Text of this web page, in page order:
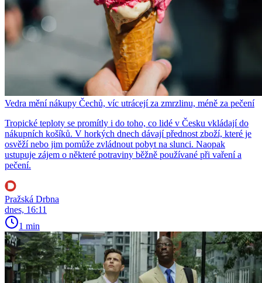
Vedra mění nákupy Čechů, víc utrácejí za zmrzlinu, méně za pečení
Tropické teploty se promítly i do toho, co lidé v Česku vkládají do
nákupních košíků. V horkých dnech dávají přednost zboží, které je
osvěží nebo jim pomůže zvládnout pobyt na slunci. Naopak
ustupuje zájem o některé potraviny běžně používané při vaření a
pečení.
Pražská Drbna
dnes, 16:11
1 min